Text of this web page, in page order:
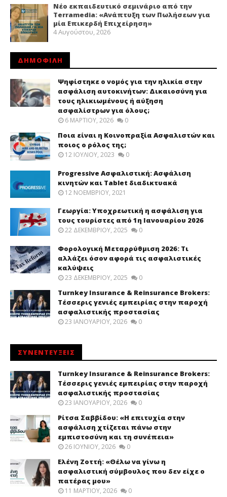
Νέο εκπαιδευτικό σεμινάριο από την
Terramedia: «Ανάπτυξη των Πωλήσεων για
μία Επικερδή Επιχείρηση»
4 Αυγούστου, 2026
ΔΗΜΟΦΙΛΗ
Ψηφίστηκε ο νομός για την ηλικία στην
ασφάλιση αυτοκινήτων: Δικαιοσύνη για
τους ηλικιωμένους ή αύξηση
ασφαλίστρων για όλους;
6 ΜΑΡΤΊΟΥ, 2026 0
Ποια είναι η Κοινοπραξία Ασφαλιστών και
ποιος ο ρόλος της;
12 ΙΟΥΛΊΟΥ, 2023 0
Progressive Ασφαλιστική: Ασφάλιση
κινητών και Tablet διαδικτυακά
12 ΝΟΕΜΒΡΊΟΥ, 2021
Γεωργία: Υποχρεωτική η ασφάλιση για
τους τουρίστες από 1η Ιανουαρίου 2026
22 ΔΕΚΕΜΒΡΊΟΥ, 2025 0
Φορολογική Μεταρρύθμιση 2026: Τι
αλλάζει όσον αφορά τις ασφαλιστικές
καλύψεις
23 ΔΕΚΕΜΒΡΊΟΥ, 2025 0
Turnkey Insurance & Reinsurance Brokers:
Τέσσερις γενιές εμπειρίας στην παροχή
ασφαλιστικής προστασίας
23 ΙΑΝΟΥΑΡΊΟΥ, 2026 0
ΣΥΝΕΝΤΕΥΞΕΙΣ
Turnkey Insurance & Reinsurance Brokers:
Τέσσερις γενιές εμπειρίας στην παροχή
ασφαλιστικής προστασίας
23 ΙΑΝΟΥΑΡΊΟΥ, 2026 0
Ρίτσα Σαββίδου: «Η επιτυχία στην
ασφάλιση χτίζεται πάνω στην
εμπιστοσύνη και τη συνέπεια»
26 ΙΟΥΝΊΟΥ, 2026 0
Ελένη Ζοττή: «Θέλω να γίνω η
ασφαλιστική σύμβουλος που δεν είχε ο
πατέρας μου»
11 ΜΑΡΤΊΟΥ, 2026 0